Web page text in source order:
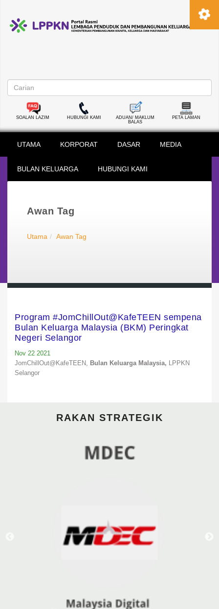
SOALAN LAZIM HUBUNGI KAMI
ADUAN/ MAKLUM
BALAS
PETA LAMAN
UTAMA KORPORAT DASAR MEDIA
BULAN KELUARGA HUBUNGI KAMI
Awan Tag
Utama Awan Tag
Program #JomChillOut@KafeTEEN sempena
Bulan Keluarga Malaysia (BKM) Peringkat
Negeri Selangor
Nov 22 2021
JomChillOut@KafeTEEN,
Bulan Keluarga Malaysia,
LPPKN
Selangor
RAKAN STRATEGIK